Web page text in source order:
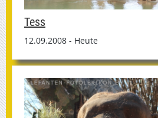
Tess
12.09.2008 - Heute